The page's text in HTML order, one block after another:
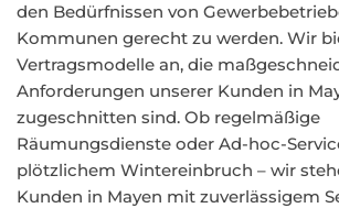
den Bedürfnissen von
Kommunen gerecht zu werden. Wir
Vertragsmodelle an, die
Anforderungen unserer Kunden in
zugeschnitten sind. Ob regelmäßige
Räumungsdienste oder Ad-hoc-
plötzlichem Wintereinbruch – wir
Kunden in Mayen mit zuverlässigem